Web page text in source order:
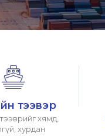
тээвэр
хямд,
хурдан